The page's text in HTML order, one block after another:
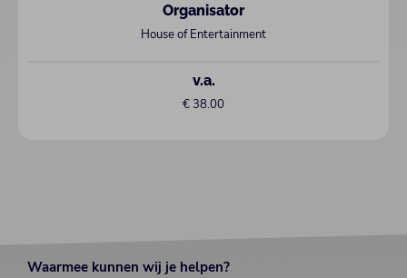
Organisator
House of Entertainment
v.a.
€ 38.00
Waarmee kunnen wij je helpen?